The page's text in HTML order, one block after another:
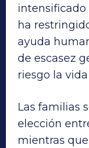
intensificado
ha
ayuda
de escasez
riesgo la
Las familias
elección
mientras